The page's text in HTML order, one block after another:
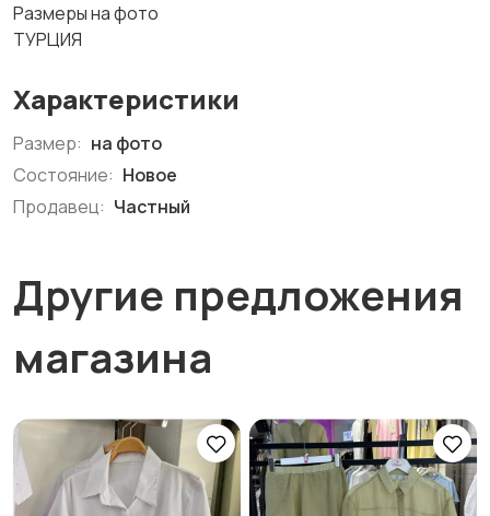
Размеры на фото
ТУРЦИЯ
Характеристики
Размер: на фото
Состояние: Новое
Продавец: Частный
Другие предложения
магазина